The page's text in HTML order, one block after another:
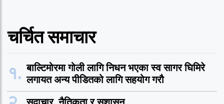
चर्चित समाचार
१. बाल्टिमोरमा गोली लागि निधन भएका स्व सागर घिमिरे
लगायत अन्य पीडितको लागि सहयोग गरौ